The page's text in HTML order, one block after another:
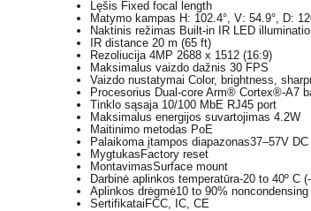
Lęšis Fixed focal length
Matymo kampas H: 102.4°, V: 54.9°, D:
Naktinis režimas Built-in IR LED
IR distance 20 m (65 ft)
Rezoliucija 4MP 2688 x 1512 (16:9)
Maksimalus vaizdo dažnis 30 FPS
Vaizdo nustatymai Color, brightness,
Procesorius Dual-core Arm® Cortex®-A7
Tinklo sąsaja 10/100 MbE RJ45 port
Maksimalus energijos suvartojimas 4.2W
Maitinimo metodas PoE
Palaikoma įtampos diapazonas37–57V DC
MygtukasFactory reset
MontavimasSurface mount
Darbinė aplinkos temperatūra-20 to 40º C
Aplinkos drėgmė10 to 90% noncondensing
SertifikataiFCC, IC, CE